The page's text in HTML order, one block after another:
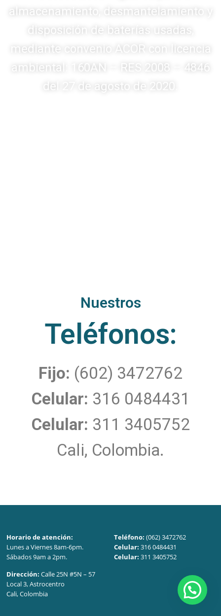
almacenamiento, desmantelamiento y
disposición de baterías usadas,
mediante convenio ACOR con licencia
ambiental: 160AN – RES 2008 – 4846
del 27 de agosto de 2020.
Nuestros
Teléfonos:​
Fijo: (602) 3472762
Celular: 316 0484431
Celular: 311 3405752
Cali, Colombia.
Horario de atención:
Lunes a Viernes 8am-6pm.
Sábados 9am a 2pm.
Teléfono: (062) 3472762
Celular: 316 0484431
Celular: 311 3405752
Dirección: Calle 25N #5N – 57
Local 3, Astrocentro
Cali, Colombia